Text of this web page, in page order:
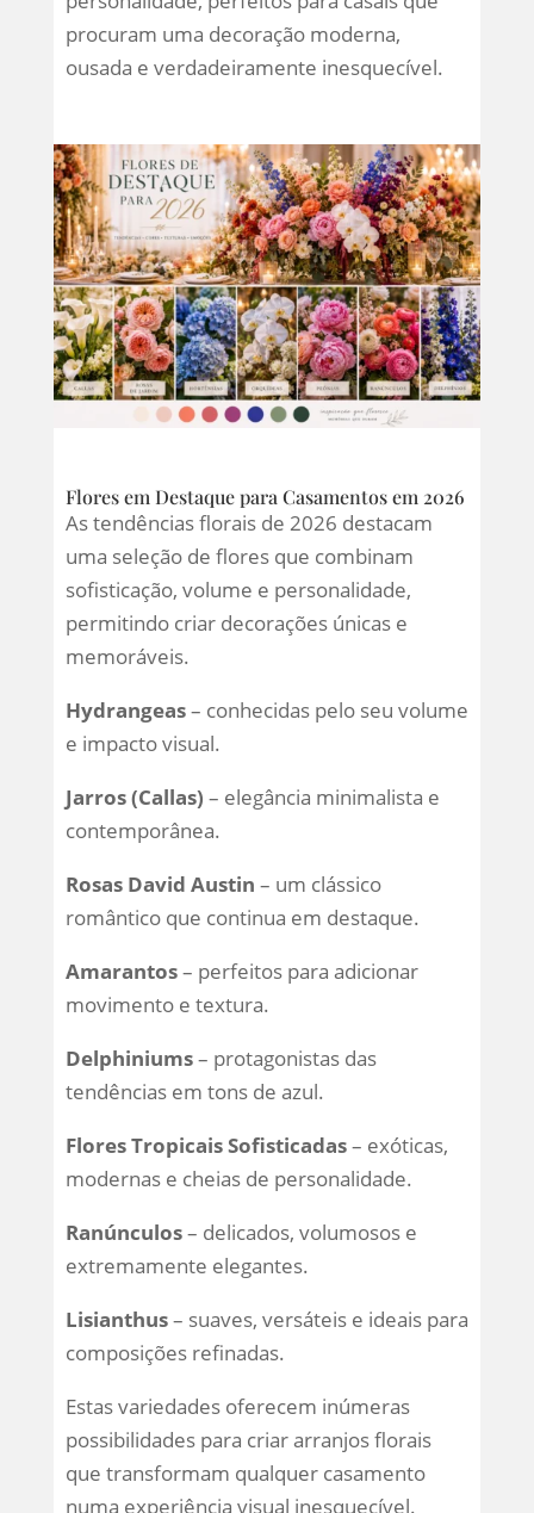
procuram uma decoração moderna,
ousada e verdadeiramente inesquecível.
Flores em Destaque para Casamentos em 2026
As tendências florais de 2026 destacam
uma seleção de flores que combinam
sofisticação, volume e personalidade,
permitindo criar decorações únicas e
memoráveis.
Hydrangeas– conhecidas pelo seu volume
e impacto visual.
Jarros (Callas) – elegância minimalista e
contemporânea.
Rosas David Austin – um clássico
romântico que continua em destaque.
Amarantos– perfeitos para adicionar
movimento e textura.
Delphiniums– protagonistas das
tendências em tons de azul.
Flores Tropicais Sofisticadas– exóticas,
modernas e cheias de personalidade.
Ranúnculos– delicados, volumosos e
extremamente elegantes.
Lisianthus– suaves, versáteis e ideais para
composições refinadas.
Estas variedades oferecem inúmeras
possibilidades para criar arranjos florais
que transformam qualquer casamento
numa experiência visual inesquecível.